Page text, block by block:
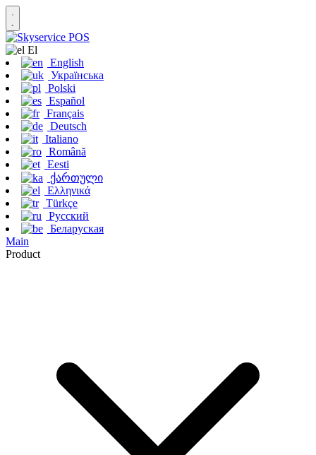
Εl
English
Українська
Polski
Español
Français
Deutsch
Italiano
Română
Eesti
ქართული
Ελληνικά
Türkçe
Русский
Беларуская
Main
Product